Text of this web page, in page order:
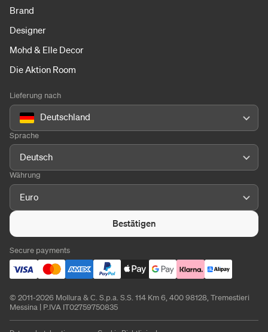
Brand
Designer
Mohd & Elle Decor
Die Aktion Room
Lieferung nach
Deutschland
Sprache
Deutsch
Währung
Euro
Bestätigen
Secure payments
© 2011-2026 Mollura & C. S.p.a. S.S. 114 Km 6, 400 98128, Tremestieri
Messina | P.IVA IT02759750835